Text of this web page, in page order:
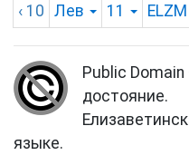
‹ 10 Лев 11 ELZM
Public
достояние.
языке.